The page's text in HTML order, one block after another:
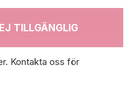
EJ TILLGÄNGLIG
Kontakta oss för